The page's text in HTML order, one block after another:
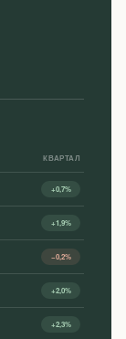
КВАРТАЛ
+0,7%
+1,9%
−0,2%
+2,0%
+2,3%